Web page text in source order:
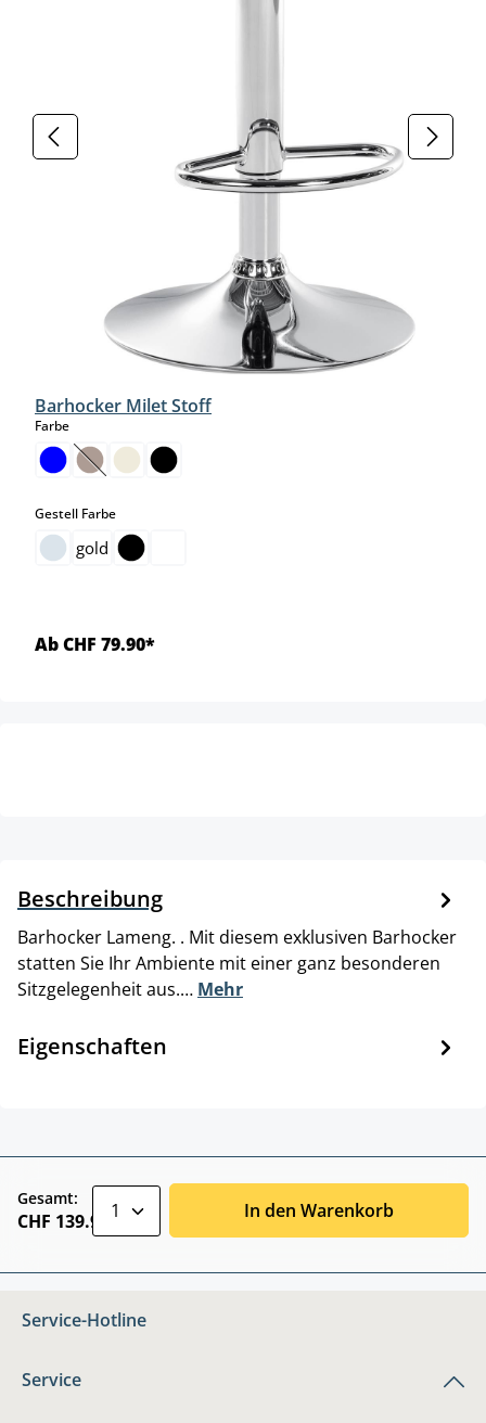
Barhocker Milet Stoff
Farbeauswählen
(Diese Option ist zurzeit nicht verfügbar.)
Gestell Farbeauswählen
gold
Ab CHF 79.90*
Beschreibung
Barhocker Lameng. . Mit diesem exklusiven Barhocker
statten Sie Ihr Ambiente mit einer ganz besonderen
Sitzgelegenheit aus.… Mehr
Eigenschaften
Gesamt:
CHF 139.90 In den Warenkorb
Service-Hotline
Service